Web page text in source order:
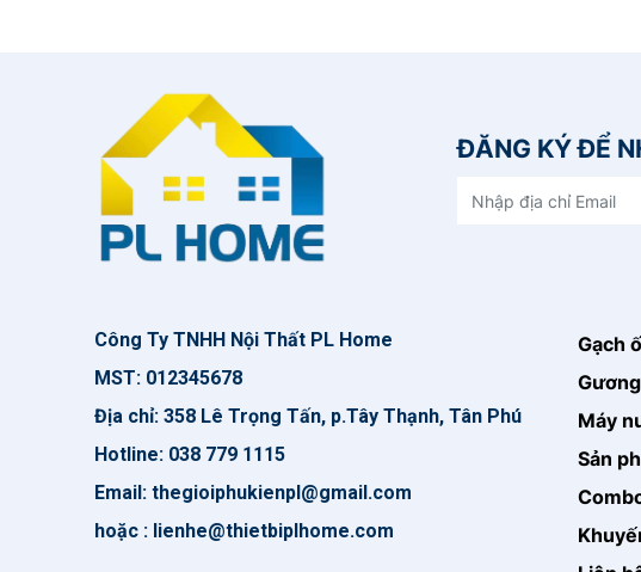
ĐĂNG KÝ ĐỂ
Công Ty TNHH Nội Thất PL Home
MST: 012345678
Địa chỉ: 358 Lê Trọng Tấn, p.Tây Thạnh, Tân Phú
Hotline: 038 779 1115
Email: thegioiphukienpl@gmail.com
hoặc : lienhe@thietbiplhome.com
Gạch
Gương
Máy
Sản